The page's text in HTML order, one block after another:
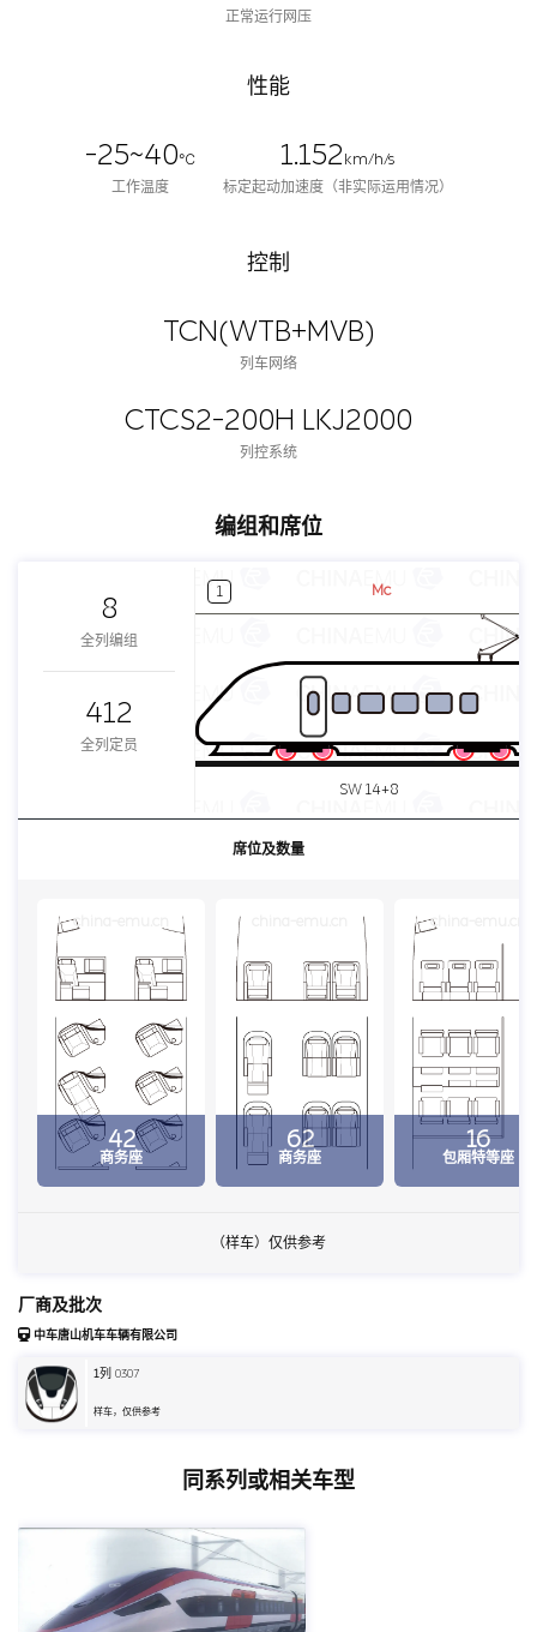
正常运行网压
性能
-25~40℃
工作温度
1.152 km/h/s
标定起动加速度（非实际运用情况）
控制
TCN(WTB+MVB)
列车网络
CTCS2-200H LKJ2000
列控系统
编组和席位
8
全列编组
412
全列定员
1 Mc
SW 14+8
席位及数量
42
商务座
china-emu.cn
62
商务座
16
包厢特等座
china-emu.cn
（样车）仅供参考
厂商及批次
中车唐山机车车辆有限公司
1列 0307
样车，仅供参考
同系列或相关车型